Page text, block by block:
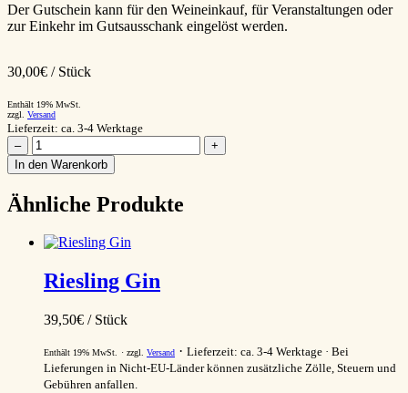
Der Gutschein kann für den Weineinkauf, für Veranstaltungen oder
zur Einkehr im Gutsausschank eingelöst werden.
30,00€ / Stück
Enthält 19% MwSt.
zzgl. Versand
Lieferzeit: ca. 3-4 Werktage
–
Gutschein
30
Menge
+
In den Warenkorb
Ähnliche Produkte
Riesling Gin
39,50€ / Stück
Enthält 19% MwSt. zzgl. Versand Lieferzeit: ca. 3-4 Werktage
Bei
Lieferungen in Nicht-EU-Länder können zusätzliche Zölle, Steuern und
Gebühren anfallen.